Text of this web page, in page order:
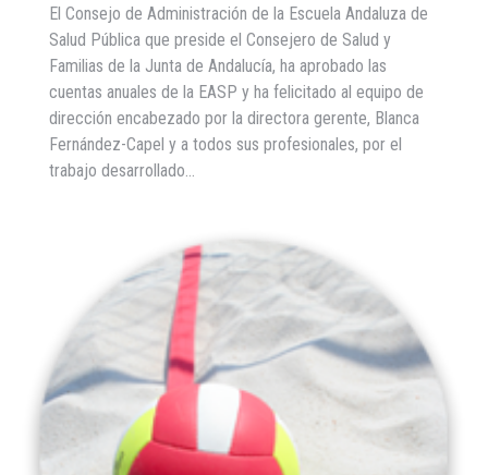
El Consejo de Administración de la Escuela Andaluza de
Salud Pública que preside el Consejero de Salud y
Familias de la Junta de Andalucía, ha aprobado las
cuentas anuales de la EASP y ha felicitado al equipo de
dirección encabezado por la directora gerente, Blanca
Fernández-Capel y a todos sus profesionales, por el
trabajo desarrollado…